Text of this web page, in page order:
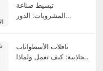
تبسيط صناعة
المشروبات: الدور
ناقلات الأسطوانات
الجاذبية: كيف تعمل ولماذا